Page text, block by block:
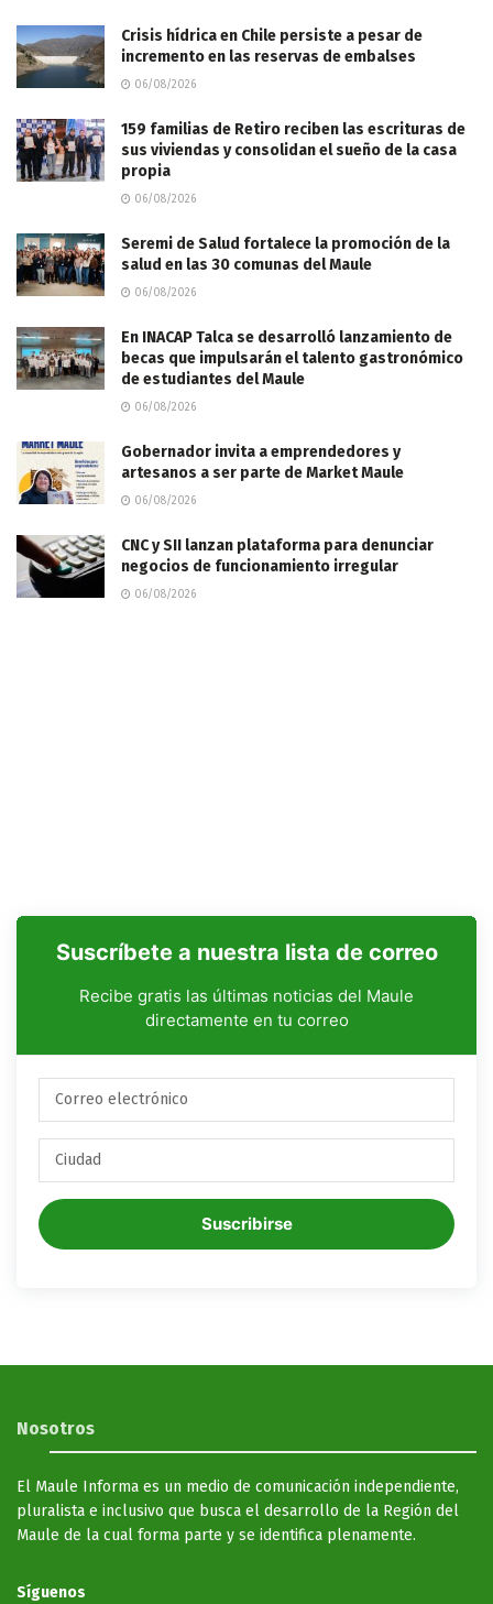
Crisis hídrica en Chile persiste a pesar de
incremento en las reservas de embalses
06/08/2026
159 familias de Retiro reciben las escrituras de
sus viviendas y consolidan el sueño de la casa
propia
06/08/2026
Seremi de Salud fortalece la promoción de la
salud en las 30 comunas del Maule
06/08/2026
En INACAP Talca se desarrolló lanzamiento de
becas que impulsarán el talento gastronómico
de estudiantes del Maule
06/08/2026
Gobernador invita a emprendedores y
artesanos a ser parte de Market Maule
06/08/2026
CNC y SII lanzan plataforma para denunciar
negocios de funcionamiento irregular
06/08/2026
Suscríbete a nuestra lista de correo
Recibe gratis las últimas noticias del Maule
directamente en tu correo
Suscribirse
Nosotros
El Maule Informa es un medio de comunicación independiente,
pluralista e inclusivo que busca el desarrollo de la Región del
Maule de la cual forma parte y se identifica plenamente.
Síguenos